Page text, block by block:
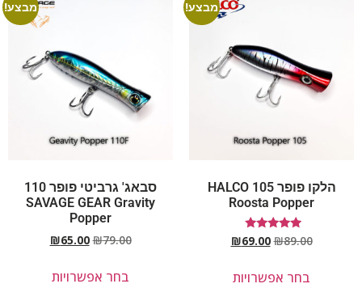
מבצע!
הלקו פופר 105 HALCO
Roosta Popper
דורג
5.00
₪89.00
₪69.00
בחר אפשרויות
מבצע!
סבאג' גרביטי פופר 110
SAVAGE GEAR Gravity
Popper
₪79.00
₪65.00
בחר אפשרויות